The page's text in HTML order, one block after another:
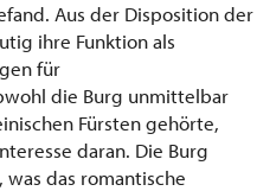
Aus der Disposition der
ihre Funktion als
für
die Burg unmittelbar
Fürsten gehörte,
daran. Die Burg
das romantische